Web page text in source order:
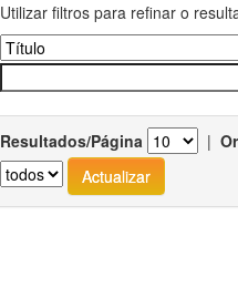
Utilizar filtros para refinar o
Resultados/Página |